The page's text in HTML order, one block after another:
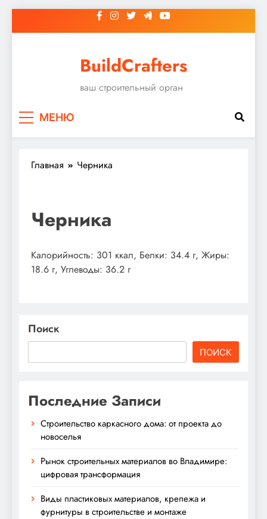
к
BuildCrafters
ваш строительный орган
МЕНЮ
Главная Черника
Черника
Калорийность: 301 ккал, Белки: 34.4 г, Жиры:
18.6 г, Углеводы: 36.2 г
Поиск
ПОИСК
Последние Записи
Строительство каркасного дома: от проекта до
новоселья
Рынок строительных материалов во Владимире:
цифровая трансформация
Виды пластиковых материалов, крепежа и
фурнитуры в строительстве и монтаже